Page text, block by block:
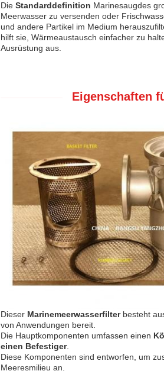
Die Standarddefinition Marinesaugdes
Meerwasser zu versenden oder
und andere Partikel im Medium
hilft sie, Wärmeaustausch einfacher zu
Ausrüstung aus.
Eigenschaften
Dieser Marinemeerwasserfilterbesteht
von Anwendungen bereit.
Die Hauptkomponenten umfassen einen
einen Befestiger.
Diese Komponenten sind entworfen, um
Meeresmilieu an.